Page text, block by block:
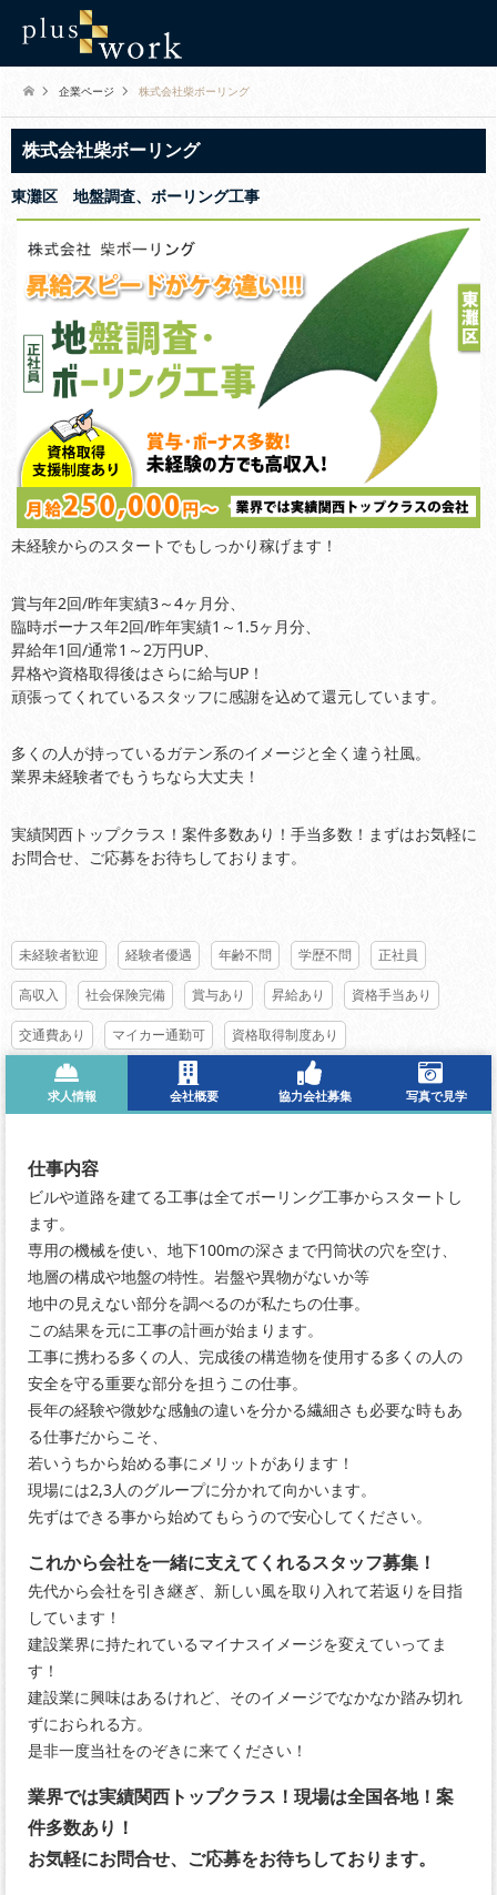
企業ページ 株式会社柴ボーリング
株式会社柴ボーリング
東灘区 地盤調査、ボーリング工事
未経験からのスタートでもしっかり稼げます！
賞与年2回/昨年実績3～4ヶ月分、
臨時ボーナス年2回/昨年実績1～1.5ヶ月分、
昇給年1回/通常1～2万円UP、
昇格や資格取得後はさらに給与UP！
頑張ってくれているスタッフに感謝を込めて還元しています。
多くの人が持っているガテン系のイメージと全く違う社風。
業界未経験者でもうちなら大丈夫！
実績関西トップクラス！案件多数あり！手当多数！まずはお気軽に
お問合せ、ご応募をお待ちしております。
未経験者歓迎 経験者優遇 年齢不問 学歴不問 正社員
高収入 社会保険完備 賞与あり 昇給あり 資格手当あり
交通費あり マイカー通勤可 資格取得制度あり
求人情報 会社概要 協力会社募集 写真で見学
仕事内容
ビルや道路を建てる工事は全てボーリング工事からスタートし
ます。
専用の機械を使い、地下100mの深さまで円筒状の穴を空け、
地層の構成や地盤の特性。岩盤や異物がないか等
地中の見えない部分を調べるのが私たちの仕事。
この結果を元に工事の計画が始まります。
工事に携わる多くの人、完成後の構造物を使用する多くの人の
安全を守る重要な部分を担うこの仕事。
長年の経験や微妙な感触の違いを分かる繊細さも必要な時もあ
る仕事だからこそ、
若いうちから始める事にメリットがあります！
現場には2,3人のグループに分かれて向かいます。
先ずはできる事から始めてもらうので安心してください。
これから会社を一緒に支えてくれるスタッフ募集！
先代から会社を引き継ぎ、新しい風を取り入れて若返りを目指
しています！
建設業界に持たれているマイナスイメージを変えていってま
す！
建設業に興味はあるけれど、そのイメージでなかなか踏み切れ
ずにおられる方。
是非一度当社をのぞきに来てください！
業界では実績関西トップクラス！現場は全国各地！案
件多数あり！
お気軽にお問合せ、ご応募をお待ちしております。